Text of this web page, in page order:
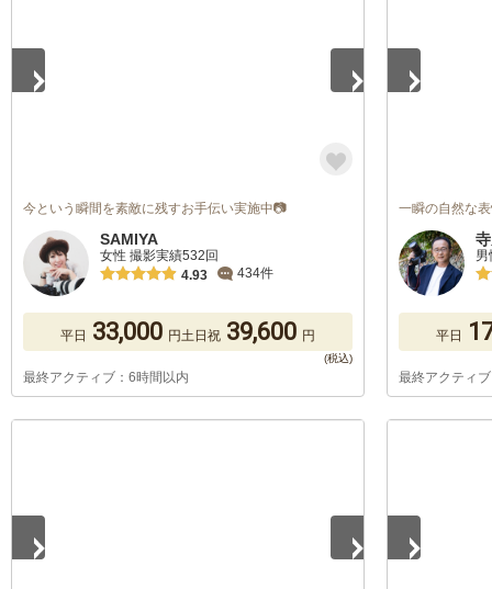
今という瞬間を素敵に残すお手伝い実施中📷
SAMIYA
女性 撮影実績532回
4.93
434件
平日 33,000 円土日祝 39,600 円
最終アクティブ：6時間以内
一瞬の自然な
平日
最終アクティ